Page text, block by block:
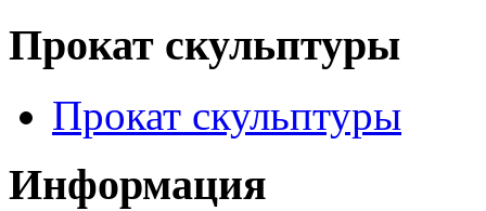
Прокат скульптуры
Прокат скульптуры
Информация